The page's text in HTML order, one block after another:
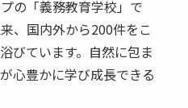
の「義務教育学校」で
、国内外から200件をこ
びています。自然に包ま
心豊かに学び成長できる